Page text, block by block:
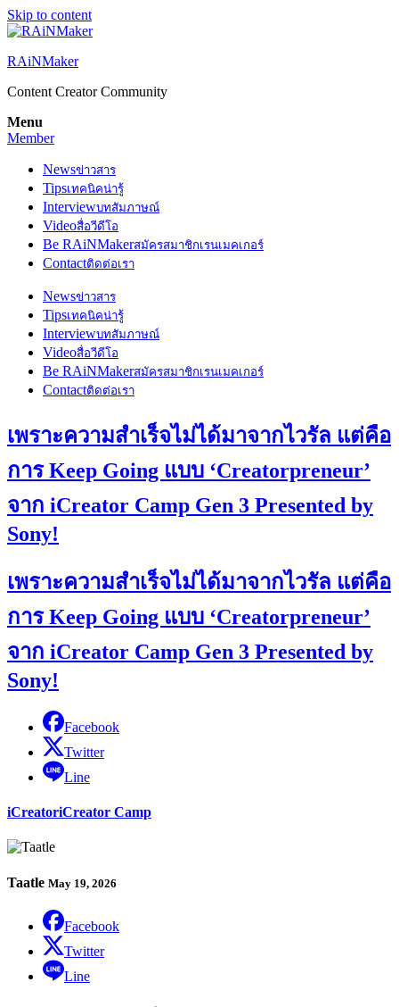
Skip to content
RAiNMaker
Content Creator Community
Menu
Member
Newsข่าวสาร
Tipsเทคนิคน่ารู้
Interviewบทสัมภาษณ์
Videoสื่อวีดีโอ
Be RAiNMakerสมัครสมาชิกเรนเมคเกอร์
Contactติดต่อเรา
Newsข่าวสาร
Tipsเทคนิคน่ารู้
Interviewบทสัมภาษณ์
Videoสื่อวีดีโอ
Be RAiNMakerสมัครสมาชิกเรนเมคเกอร์
Contactติดต่อเรา
เพราะความสำเร็จไม่ได้มาจากไวรัล แต่คือ
การ Keep Going แบบ ‘Creatorpreneur’
จาก iCreator Camp Gen 3 Presented by
Sony!
เพราะความสำเร็จไม่ได้มาจากไวรัล แต่คือ
การ Keep Going แบบ ‘Creatorpreneur’
จาก iCreator Camp Gen 3 Presented by
Sony!
Facebook
Twitter
Line
iCreatoriCreator Camp
Taatle May 19, 2026
Facebook
Twitter
Line